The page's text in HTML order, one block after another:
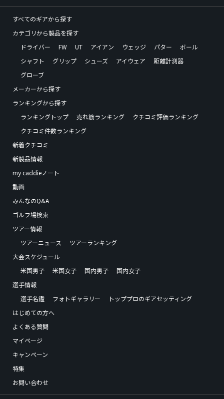
すべてのギアから探す
カテゴリから製品を探す
ドライバー
FW UT アイアン ウェッジ パター
ボール
シャフト
グリップ シューズ アイウェア
距離計測器
グローブ
メーカーから探す
ランキングから探す
ランキングトップ
売れ筋ランキング
クチコミ評価ランキング
クチコミ件数ランキング
新着クチコミ
新製品情報
my caddieノート
動画
みんなのQ&A
ゴルフ場検索
ツアー情報
ツアーニュース
ツアーランキング
大会スケジュール
米国男子
米国女子 国内男子
国内女子
選手情報
選手名鑑
フォトギャラリー
トッププロのギアセッティング
はじめての方へ
よくある質問
マイページ
キャンペーン
特集
お問い合わせ